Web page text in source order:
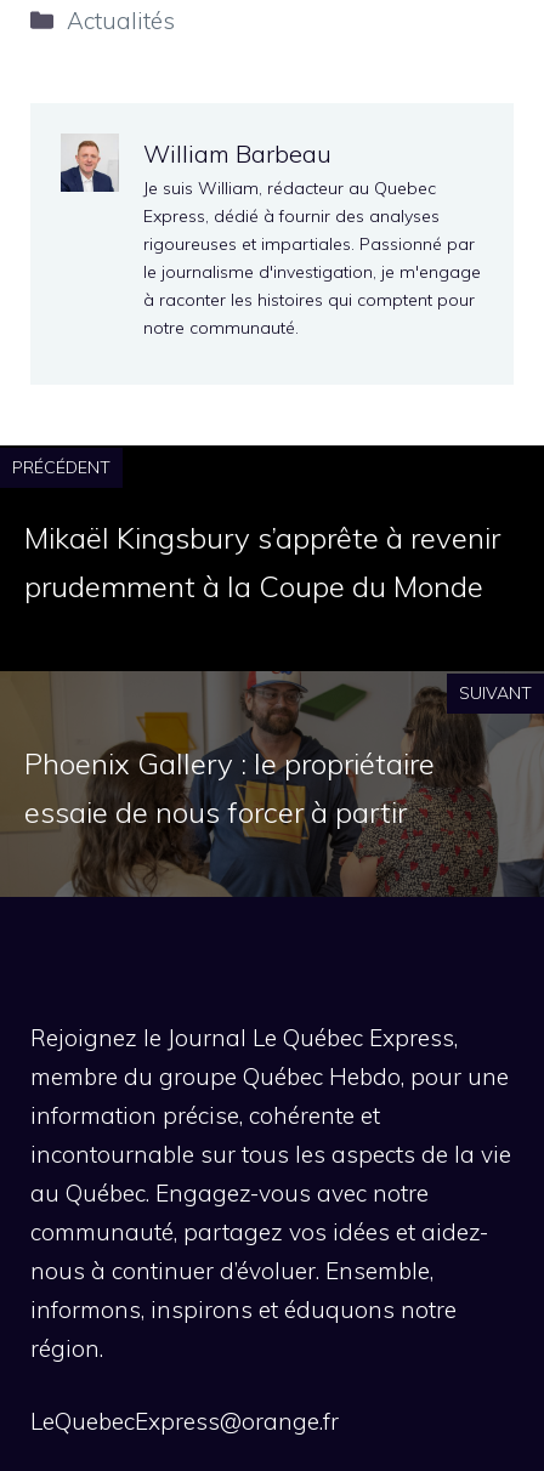
Catégories
Actualités
William Barbeau
Je suis William, rédacteur au Quebec
Express, dédié à fournir des analyses
rigoureuses et impartiales. Passionné par
le journalisme d'investigation, je m'engage
à raconter les histoires qui comptent pour
notre communauté.
PRÉCÉDENT
Mikaël Kingsbury s’apprête à revenir
prudemment à la Coupe du Monde
SUIVANT
Phoenix Gallery : le propriétaire
essaie de nous forcer à partir
Rejoignez le Journal Le Québec Express,
membre du groupe Québec Hebdo, pour une
information précise, cohérente et
incontournable sur tous les aspects de la vie
au Québec. Engagez-vous avec notre
communauté, partagez vos idées et aidez-
nous à continuer d’évoluer. Ensemble,
informons, inspirons et éduquons notre
région.
LeQuebecExpress@orange.fr